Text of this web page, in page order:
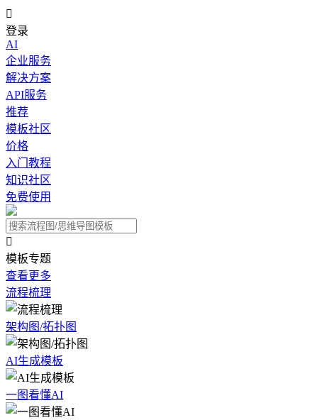

登录
AI
企业服务
解决方案
API服务
推荐
模板社区
价格
入门教程
知识社区
免费使用

模板专题
查看更多
流程梳理
架构图/拓扑图
AI生成模板
一图看懂AI